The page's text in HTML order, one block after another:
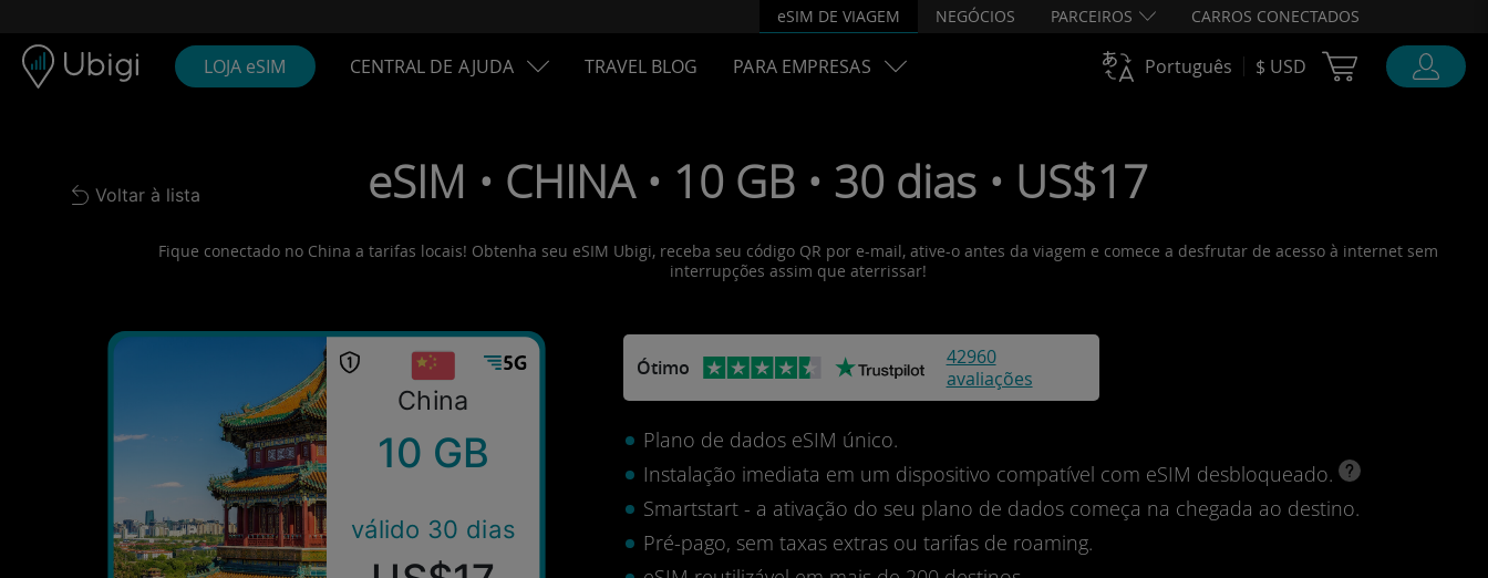
eSIM DE VIAGEM NEGÓCIOS PARCEIROS CARROS CONECTADOS
LOJA eSIM CENTRAL DE AJUDA TRAVEL BLOG PARA EMPRESAS Português $ USD Cart Ubigi
Back to list
Voltar à lista eSIM • CHINA • 10 GB • 30 dias • US$17
Fique conectado no China a tarifas locais! Obtenha seu eSIM Ubigi, receba seu código QR por e-mail, ative-o antes da viagem e comece a desfrutar de acesso à internet sem
interrupções assim que aterrissar!
China
10 GB
válido 30 dias
Ótimo
42960
avaliações
Plano de dados eSIM único.
Instalação imediata em um dispositivo compatível com eSIM desbloqueado.
Smartstart - a ativação do seu plano de dados começa na chegada ao destino.
Pré-pago, sem taxas extras ou tarifas de roaming.